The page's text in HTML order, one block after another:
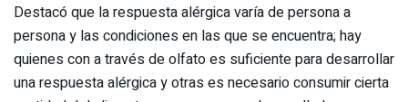
Destacó que la respuesta alérgica varía de persona a
persona y las condiciones en las que se encuentra; hay
quienes con a través de olfato es suficiente para desarrollar
una respuesta alérgica y otras es necesario consumir cierta